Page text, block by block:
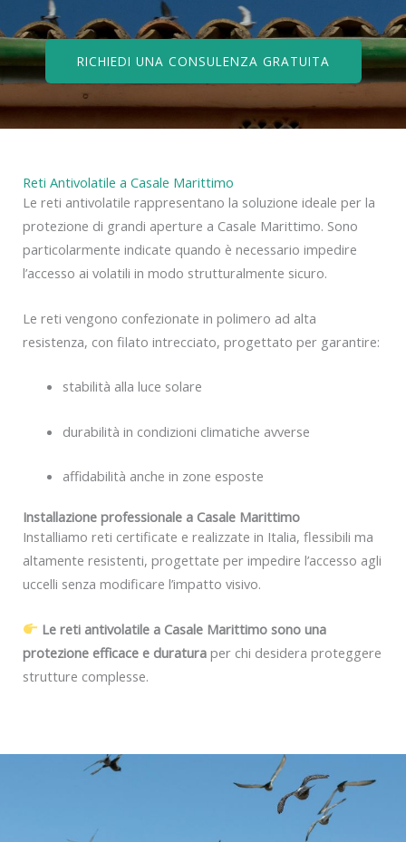
RICHIEDI UNA CONSULENZA GRATUITA
Reti Antivolatile a Casale Marittimo
Le reti antivolatile rappresentano la soluzione ideale per la
protezione di grandi aperture a Casale Marittimo. Sono
particolarmente indicate quando è necessario impedire
l’accesso ai volatili in modo strutturalmente sicuro.
Le reti vengono confezionate in polimero ad alta
resistenza, con filato intrecciato, progettato per garantire:
stabilità alla luce solare
durabilità in condizioni climatiche avverse
affidabilità anche in zone esposte
Installazione professionale a Casale Marittimo
Installiamo reti certificate e realizzate in Italia, flessibili ma
altamente resistenti, progettate per impedire l’accesso agli
uccelli senza modificare l’impatto visivo.
Le reti antivolatile a Casale Marittimo sono una
protezione efficace e duratura per chi desidera proteggere
strutture complesse.